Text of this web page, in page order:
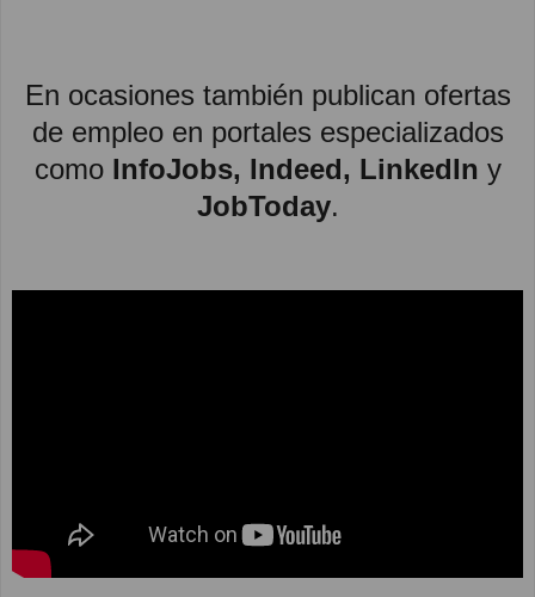
En ocasiones también publican ofertas
de empleo en portales especializados
como InfoJobs, Indeed, LinkedIn y
JobToday.